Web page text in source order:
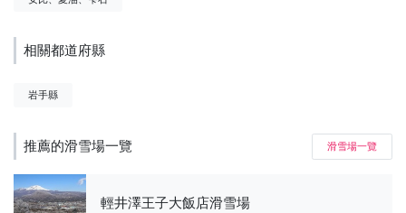
相關都道府縣
岩手縣
推薦的滑雪場一覽 滑雪場一覽
輕井澤王子大飯店滑雪場